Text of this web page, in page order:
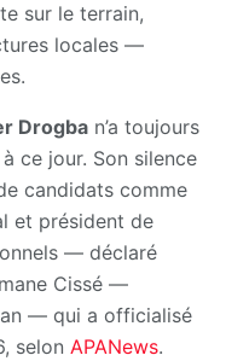
sur le terrain,
locales —
Drogba n’a toujours
ce jour. Son silence
candidats comme
et président de
— déclaré
Cissé —
— qui a officialisé
selon APANews.